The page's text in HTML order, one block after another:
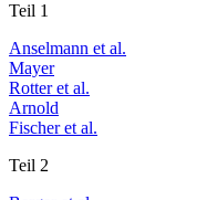
Teil 1
Anselmann et al.
Mayer
Rotter et al.
Arnold
Fischer et al.
Teil 2